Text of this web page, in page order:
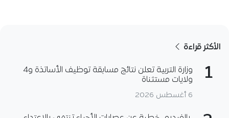
الأكثر قراءة
1
وزارة التربية تعلن نتائج مسابقة توظيف الأساتذة و4
ولايات مستثناة
6 أغسطس 2026